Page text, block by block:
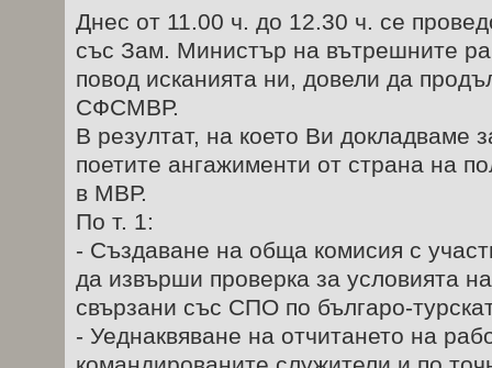
Днес от 11.00 ч. до 12.30 ч. се
със Зам. Министър на вътрешните
повод исканията ни, довели да
СФСМВР.
В резултат, на което Ви докладваме
поетите ангажименти от страна на
в МВР.
По т. 1:
- Създаване на обща комисия с
да извърши проверка за условията
свързани със СПО по българо-
- Уеднаквяване на отчитането на